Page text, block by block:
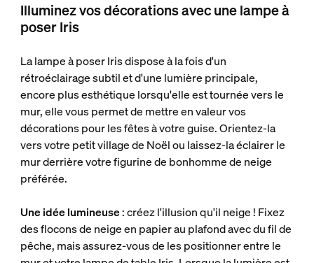
Illuminez vos décorations avec une lampe à
poser Iris
La lampe à poser Iris dispose à la fois d'un
rétroéclairage subtil et d'une lumière principale,
encore plus esthétique lorsqu'elle est tournée vers le
mur, elle vous permet de mettre en valeur vos
décorations pour les fêtes à votre guise. Orientez-la
vers votre petit village de Noël ou laissez-la éclairer le
mur derrière votre figurine de bonhomme de neige
préférée.
Une idée lumineuse: créez l'illusion qu'il neige ! Fixez
des flocons de neige en papier au plafond avec du fil de
pêche, mais assurez-vous de les positionner entre le